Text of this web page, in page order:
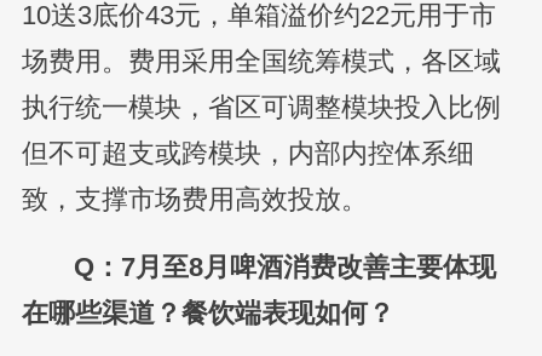
10送3底价43元，单箱溢价约22元用于市
场费用。费用采用全国统筹模式，各区域
执行统一模块，省区可调整模块投入比例
但不可超支或跨模块，内部内控体系细
致，支撑市场费用高效投放。
Q：7月至8月啤酒消费改善主要体现
在哪些渠道？餐饮端表现如何？